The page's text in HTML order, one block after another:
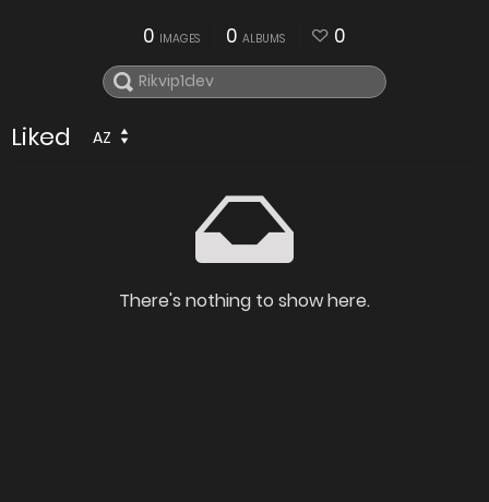
0 IMAGES 0 ALBUMS 0
Liked AZ
There's nothing to show here.